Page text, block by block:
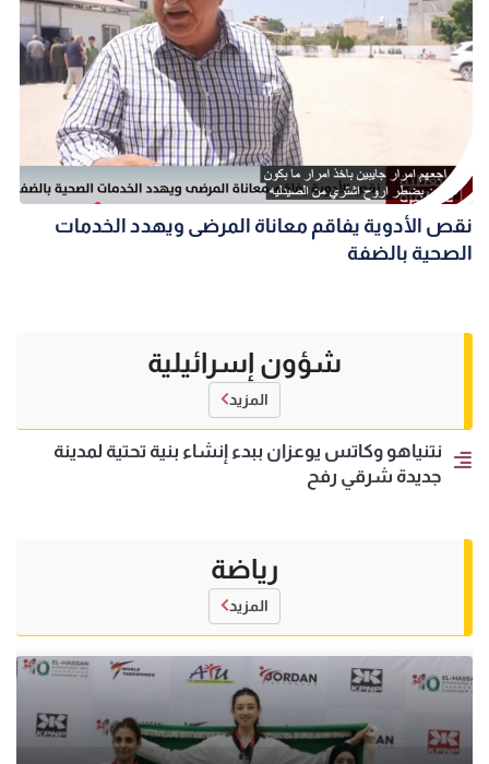
نقص الأدوية يفاقم معاناة المرضى ويهدد الخدمات
الصحية بالضفة
شؤون إسرائيلية
المزيد
نتنياهو وكاتس يوعزان ببدء إنشاء بنية تحتية لمدينة
جديدة شرقي رفح
رياضة
المزيد